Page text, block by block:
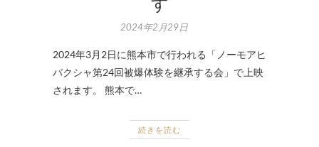
2024年2月29日
2024年3月2日に熊本市で行われる「ノーモアヒ
バクシャ第24回被爆体験を継承する会」で上映
されます。 熊本で…
続きを読む